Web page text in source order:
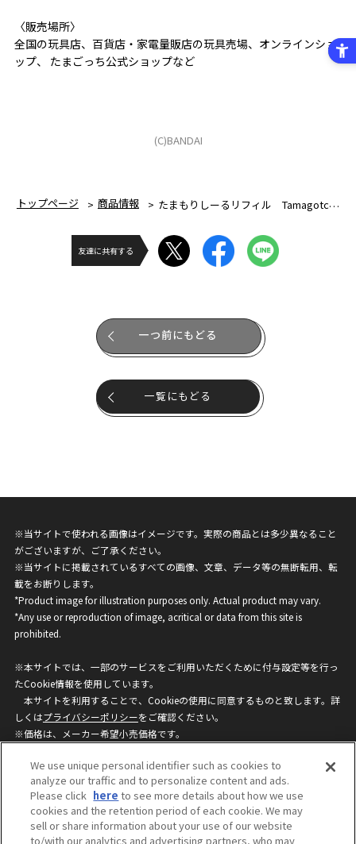
〈販売場所〉
全国の玩具店、百貨店・家電量販店の玩具売場、オンラインショ
ップ、 たまごっち公式ショップなど
(C)BANDAI
トップページ 商品情報 たまもりしーるリフィル Tamagotchi Paradiseセット6
友達に共有する
一つ前にもどる
一覧にもどる
※当サイトで使われる画像はイメージです。実際の商品とは多少異なること
がございますが、ご了承ください。
※当サイトに掲載されているすべての画像、文章、データ等の無断転用、転
載をお断りします。
*Product image for illustration purposes only. Actual product may vary.
*Any use or reproduction of image, acritical or data from this site is
prohibited.
※本サイトでは、一部のサービスをご利用いただくために付与設定等を行っ
たCookie情報を使用しています。
本サイトを利用することで、Cookieの使用に同意するものと致します。詳
しくはプライバシーポリシーをご確認ください。
※価格は、メーカー希望小売価格です。
ざいますのでご了承ください。
privacypolicy
Do Not Sell or Share My
Personal Information
We use unique personal identifier such as cookies to
analyze our traffic and to personalize content and ads.
Please click here to see more details about how we use
cookies and the retention period of each cookie. We may
sell or share information about your use of our website
to/with our analytics and advertising partners, who may